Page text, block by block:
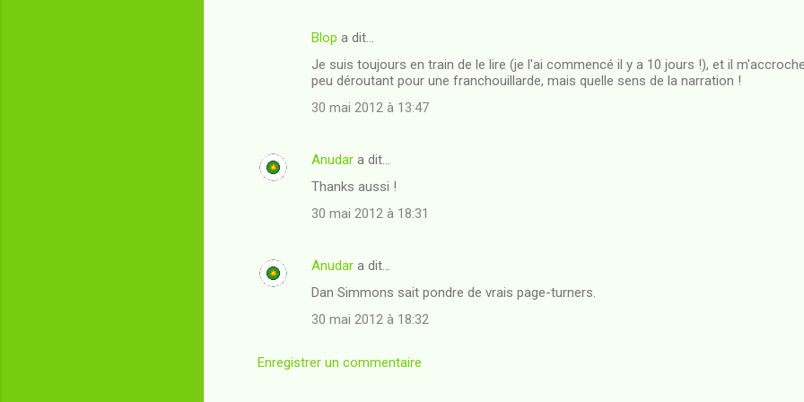
Blop a dit…
Je suis toujours en train de le lire (je l'ai commencé il y a 10 jours !), et il
peu déroutant pour une franchouillarde, mais quelle sens de la narration !
30 mai 2012 à 13:47
Anudar a dit…
Thanks aussi !
30 mai 2012 à 18:31
Anudar a dit…
Dan Simmons sait pondre de vrais page-turners.
30 mai 2012 à 18:32
Enregistrer un commentaire